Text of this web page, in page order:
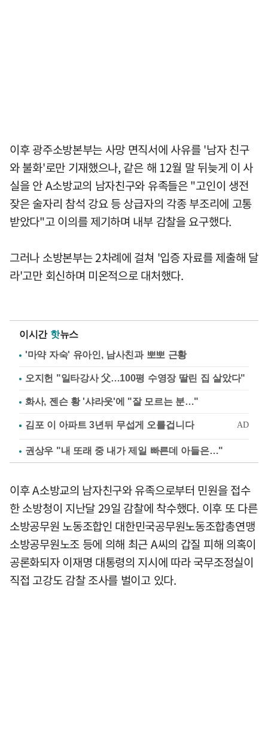
이후 광주소방본부는 사망 면직서에 사유를 '남자 친구
와 불화'로만 기재했으나, 같은 해 12월 말 뒤늦게 이 사
실을 안 A소방교의 남자친구와 유족들은 "고인이 생전
잦은 술자리 참석 강요 등 상급자의 각종 부조리에 고통
받았다"고 이의를 제기하며 내부 감찰을 요구했다.
그러나 소방본부는 2차례에 걸쳐 '입증 자료를 제출해 달
라'고만 회신하며 미온적으로 대처했다.
이시간 핫뉴스
'마약 자숙' 유아인, 남사친과 뽀뽀 근황
오지헌 "일타강사 父…100평 수영장 딸린 집 살았다"
화사, 젠슨 황 '샤라웃'에 "잘 모르는 분…"
권상우 "내 또래 중 내가 제일 빠른데 아들은…"
이후 A소방교의 남자친구와 유족으로부터 민원을 접수
한 소방청이 지난달 29일 감찰에 착수했다. 이후 또 다른
소방공무원 노동조합인 대한민국공무원노동조합총연맹
소방공무원노조 등에 의해 최근 A씨의 갑질 피해 의혹이
공론화되자 이재명 대통령의 지시에 따라 국무조정실이
직접 고강도 감찰 조사를 벌이고 있다.